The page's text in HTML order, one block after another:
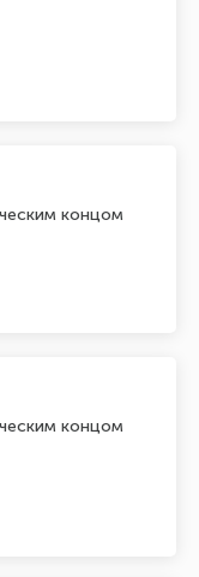
концом
концом